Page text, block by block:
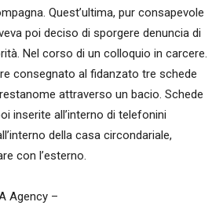
Quest’ultima, pur consapevole
poi deciso di sporgere denuncia di
Nel corso di un colloquio in carcere.
consegnato al fidanzato tre schede
attraverso un bacio. Schede
inserite all’interno di telefonini
della casa circondariale,
con l’esterno.
Agency –